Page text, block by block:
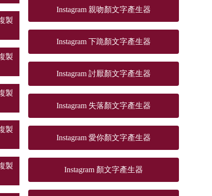
製
製
製
製
製
Instagram 親吻顏文字產生器
Instagram 下跪顏文字產生器
Instagram 討厭顏文字產生器
Instagram 失落顏文字產生器
Instagram 愛你顏文字產生器
Instagram 顏文字產生器